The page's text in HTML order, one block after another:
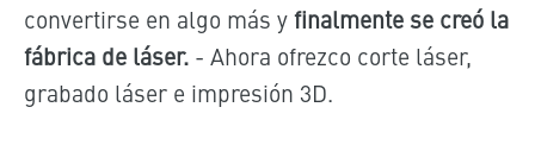
convertirse en algo más y finalmente se creó la
fábrica de láser. - Ahora ofrezco corte láser,
grabado láser e impresión 3D.